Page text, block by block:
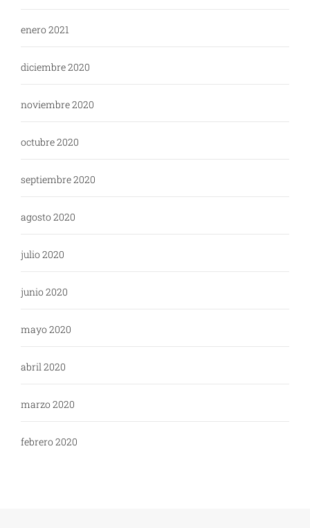
enero 2021
diciembre 2020
noviembre 2020
octubre 2020
septiembre 2020
agosto 2020
julio 2020
junio 2020
mayo 2020
abril 2020
marzo 2020
febrero 2020